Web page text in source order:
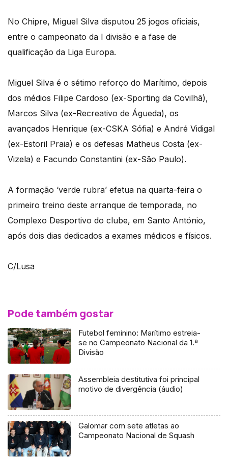
No Chipre, Miguel Silva disputou 25 jogos oficiais,
entre o campeonato da I divisão e a fase de
qualificação da Liga Europa.
Miguel Silva é o sétimo reforço do Marítimo, depois
dos médios Filipe Cardoso (ex-Sporting da Covilhã),
Marcos Silva (ex-Recreativo de Águeda), os
avançados Henrique (ex-CSKA Sófia) e André Vidigal
(ex-Estoril Praia) e os defesas Matheus Costa (ex-
Vizela) e Facundo Constantini (ex-São Paulo).
A formação ‘verde rubra’ efetua na quarta-feira o
primeiro treino deste arranque de temporada, no
Complexo Desportivo do clube, em Santo António,
após dois dias dedicados a exames médicos e físicos.
C/Lusa
Pode também gostar
Futebol feminino: Marítimo estreia-
se no Campeonato Nacional da 1.ª
Divisão
Assembleia destitutiva foi principal
motivo de divergência (áudio)
Galomar com sete atletas ao
Campeonato Nacional de Squash